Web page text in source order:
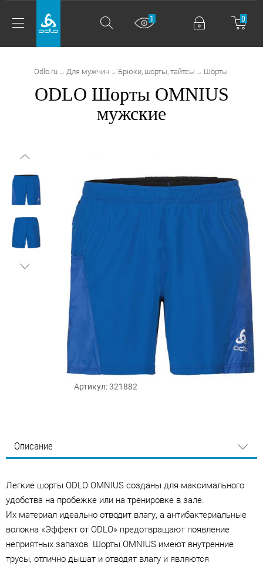
0
1
Odlo.ru → Для мужчин → Брюки, шорты, тайтсы → Шорты
ODLO Шорты OMNIUS
мужские
Артикул: 321882
Описание
Легкие шорты ODLO OMNIUS созданы для максимального
удобства на пробежке или на тренировке в зале.
Их материал идеально отводит влагу, а антибактериальные
волокна «Эффект от ODLO» предотвращают появление
неприятных запахов. Шорты OMNIUS имеют внутренние
трусы, отлично дышат и отводят влагу и являются